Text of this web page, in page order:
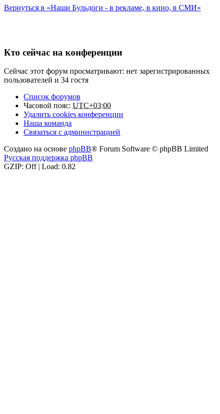
Вернуться в «Наши Бульдоги - в рекламе, в кино, в СМИ»
Кто сейчас на конференции
Сейчас этот форум просматривают: нет зарегистрированных
пользователей и 34 гостя
Список форумов
Часовой пояс: UTC+03:00
Удалить cookies конференции
Наша команда
Связаться с администрацией
Создано на основе phpBB® Forum Software © phpBB Limited
Русская поддержка phpBB
GZIP: Off | Load: 0.82